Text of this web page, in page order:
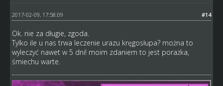
#14
2017-02-09, 17:58:09
Ok. nie za długie, zgoda.
Tylko ile u nas trwa leczenie urazu kręgosłupa? można to
wyleczyć nawet w 5 dni! moim zdaniem to jest porażka,
śmiechu warte.